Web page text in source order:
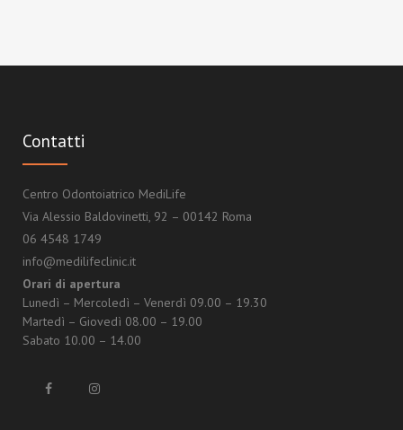
Contatti
Centro Odontoiatrico MediLife
Via Alessio Baldovinetti, 92 – 00142 Roma
06 4548 1749
info@medilifeclinic.it
Orari di apertura
Lunedì – Mercoledì – Venerdì 09.00 – 19.30
Martedì – Giovedì 08.00 – 19.00
Sabato 10.00 – 14.00